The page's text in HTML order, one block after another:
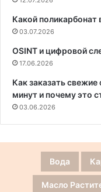
Какой
03.07.2026
OSINT и цифровой
17.06.2026
Как заказать
минут и почему это
03.06.2026
Вода
Масло